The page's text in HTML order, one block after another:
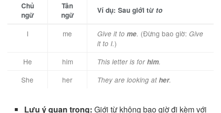
Chủ
ngữ
Tân
ngữ
Ví dụ: Sau giới từ to
I me Give it to me. (Đừng bao giờ: Give
it to I.)
He
him This letter is for him.
She her They are looking at her.
Lưu ý quan trọng: Giới từ không bao giờ đi kèm với